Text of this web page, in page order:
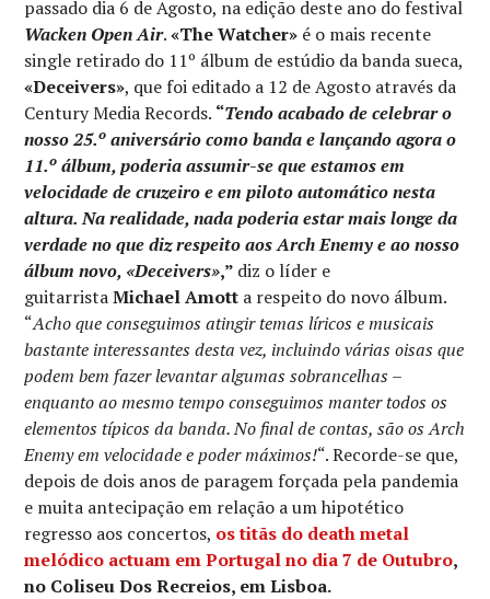
passado dia 6 de Agosto, na edição deste ano do festival
Wacken Open Air.«The Watcher» é o mais recente
single retirado do 11º álbum de estúdio da banda sueca,
«Deceivers», que foi editado a 12 de Agosto através da
Century Media Records. “Tendo acabado de celebrar o
nosso 25.º aniversário como banda e lançando agora o
11.º álbum, poderia assumir-se que estamos em
velocidade de cruzeiro e em piloto automático nesta
altura. Na realidade, nada poderia estar mais longe da
verdade no que diz respeito aos Arch Enemy e ao nosso
álbum novo, «Deceivers»,” diz o líder e
guitarristaMichael Amott a respeito do novo álbum.
“Acho que conseguimos atingir temas líricos e musicais
bastante interessantes desta vez, incluindo várias oisas que
podem bem fazer levantar algumas sobrancelhas –
enquanto ao mesmo tempo conseguimos manter todos os
elementos típicos da banda. No final de contas, são os Arch
Enemy em velocidade e poder máximos!“. Recorde-se que,
depois de dois anos de paragem forçada pela pandemia
e muita antecipação em relação a um hipotético
regresso aos concertos, os titãs do death metal
melódico actuam em Portugalno dia 7 de Outubro,
no Coliseu Dos Recreios, em Lisboa.